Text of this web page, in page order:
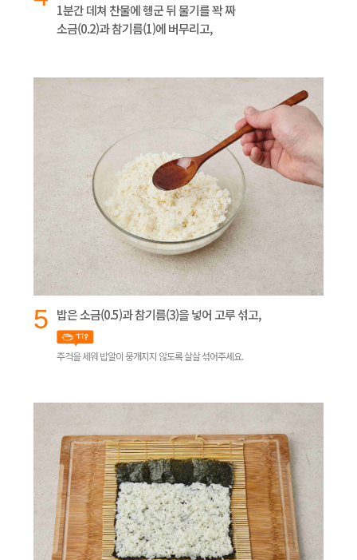
1분간 데쳐 찬물에 헹군 뒤 물기를 꽉 짜
소금(0.2)과 참기름(1)에 버무리고,
5 밥은 소금(0.5)과 참기름(3)을 넣어 고루 섞고,
주걱을 세워 밥알이 뭉개지지 않도록 살살 섞어주세요.